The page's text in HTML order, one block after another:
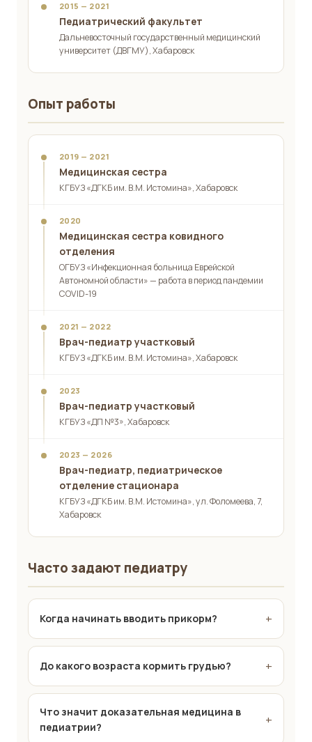
2015 — 2021
Педиатрический факультет
Дальневосточный государственный медицинский
университет (ДВГМУ), Хабаровск
Опыт работы
2019 — 2021
Медицинская сестра
КГБУЗ «ДГКБ им. В.М. Истомина», Хабаровск
2020
Медицинская сестра ковидного
отделения
ОГБУЗ «Инфекционная больница Еврейской
Автономной области» — работа в период пандемии
COVID-19
2021 — 2022
Врач-педиатр участковый
КГБУЗ «ДГКБ им. В.М. Истомина», Хабаровск
2023
Врач-педиатр участковый
КГБУЗ «ДП №3», Хабаровск
2023 — 2026
Врач-педиатр, педиатрическое
отделение стационара
КГБУЗ «ДГКБ им. В.М. Истомина», ул. Фоломеева, 7,
Хабаровск
Часто задают педиатру
Когда начинать вводить прикорм? +
По рекомендациям ВОЗ и большинства
педиатрических ассоциаций, оптимальный
грудном вскармливании. При искусственном
возможно более раннее начало с 4–5 месяцев —
но только при наличии признаков готовности:
До какого возраста кормить грудью? +
ВОЗ рекомендует исключительно грудное
вскармливание до 6 месяцев, а продолжение
наряду с прикормом — до 2 лет и дольше,
Что значит доказательная медицина в
педиатрии?
+